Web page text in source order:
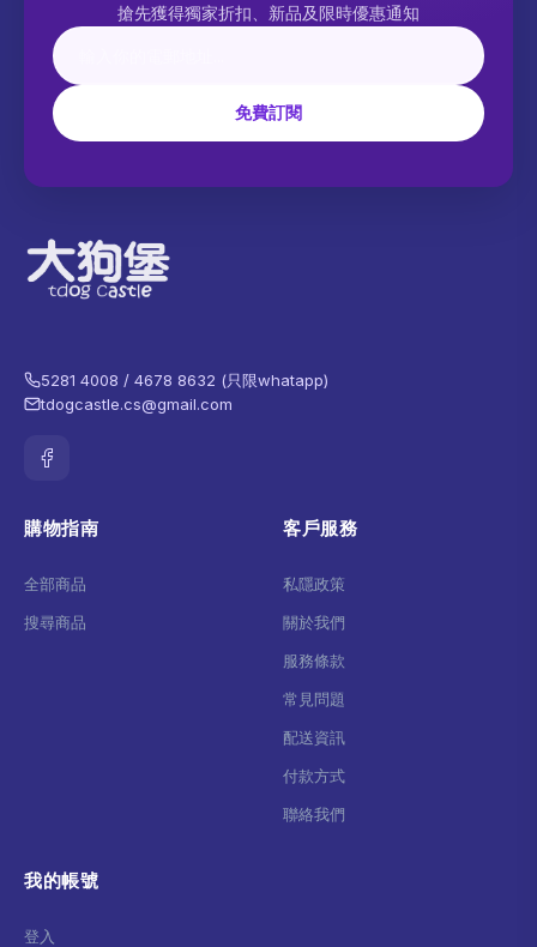
搶先獲得獨家折扣、新品及限時優惠通知
免費訂閱
5281 4008 / 4678 8632 (只限whatapp)
tdogcastle.cs@gmail.com
購物指南
全部商品
搜尋商品
客戶服務
私隱政策
關於我們
服務條款
常見問題
配送資訊
付款方式
聯絡我們
我的帳號
登入